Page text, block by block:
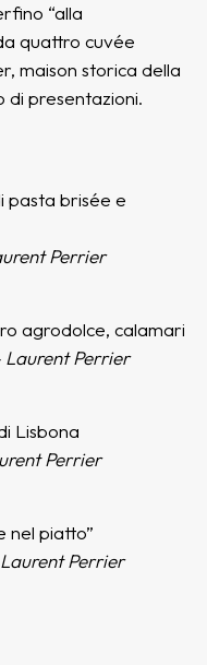
“alla
quattro cuvée
maison storica della
di presentazioni.
pasta brisée e
Perrier
agrodolce, calamari
Perrier
Lisbona
Perrier
nel piatto”
Perrier